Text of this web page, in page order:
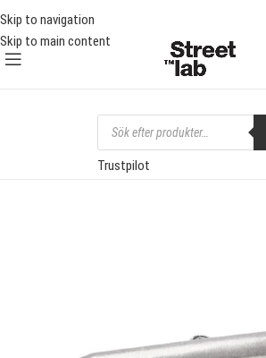
Skip to navigation
Skip to main content
FRAKT ÖVER 1000 SEK
Trustpilot